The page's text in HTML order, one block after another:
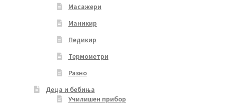
Масажери
Маникир
Педикир
Термометри
Разно
Деца и бебиња
Училишен прибор